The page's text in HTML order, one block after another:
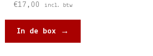
€17,00 incl. btw
In de box →